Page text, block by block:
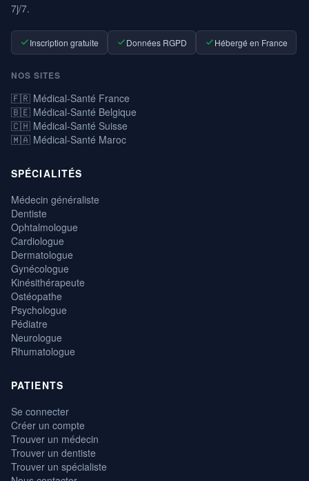
7j/7.
Inscription gratuite Données RGPD Hébergé en France
NOS SITES
🇫🇷 Médical-Santé France
🇧🇪 Médical-Santé Belgique
🇨🇭 Médical-Santé Suisse
🇲🇦 Médical-Santé Maroc
SPÉCIALITÉS
Médecin généraliste
Dentiste
Ophtalmologue
Cardiologue
Dermatologue
Gynécologue
Kinésithérapeute
Ostéopathe
Psychologue
Pédiatre
Neurologue
Rhumatologue
PATIENTS
Se connecter
Créer un compte
Trouver un médecin
Trouver un dentiste
Trouver un spécialiste